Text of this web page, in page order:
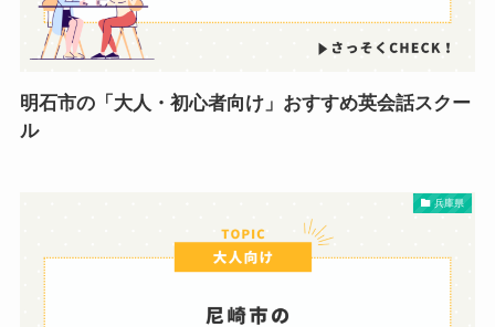
明石市の「大人・初心者向け」おすすめ英会話スクー
ル
兵庫県